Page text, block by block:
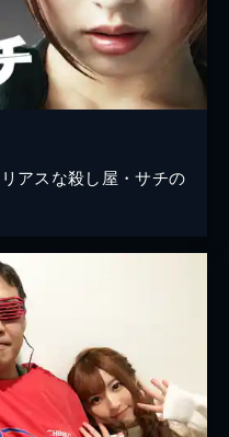
アスな殺し屋・サチの